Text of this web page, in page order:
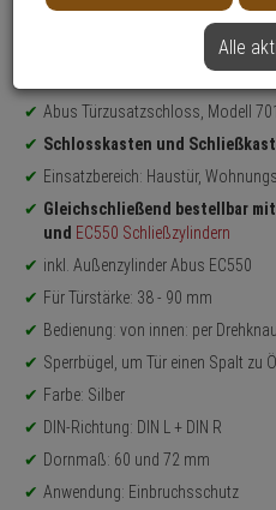
Weitere Varianten...
Abus Türzusatzschloss, Modell
Schlosskasten und
Einsatzbereich: Haustür,
Gleichschließend bestellbar
und EC550 Schließzylindern
inkl. Außenzylinder Abus EC550
Für Türstärke: 38 - 90 mm
Bedienung: von innen: per
Sperrbügel, um Tür einen Spalt zu
Farbe: Silber
DIN-Richtung: DIN L + DIN R
Dornmaß: 60 und 72 mm
Anwendung: Einbruchsschutz
Alle